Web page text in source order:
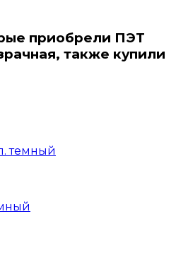
приобрели ПЭТ
также купили